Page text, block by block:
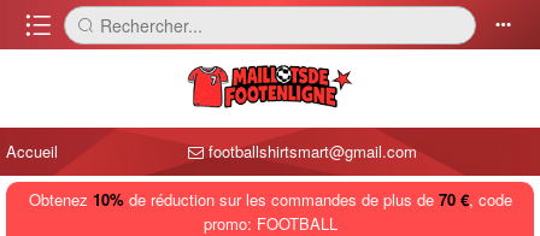
󰈍 󰅼 Rechercher... 󰄒
Accueil footballshirtsmart@gmail.com
Obtenez 10%de réduction sur les commandes de plus de 70 €, code
promo: FOOTBALL